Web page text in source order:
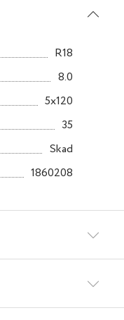
R18
8.0
5x120
35
Skad
1860208